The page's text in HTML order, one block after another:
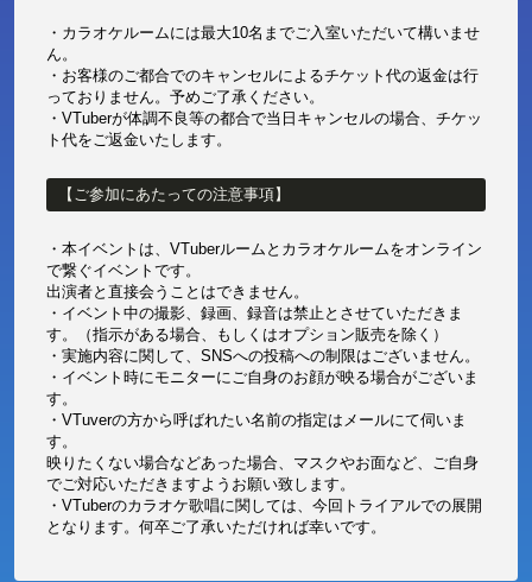
・カラオケルームには最大10名までご入室いただいて構いませ
ん。
・お客様のご都合でのキャンセルによるチケット代の返金は行
っておりません。予めご了承ください。
・VTuberが体調不良等の都合で当日キャンセルの場合、チケッ
ト代をご返金いたします。
【ご参加にあたっての注意事項】
・本イベントは、VTuberルームとカラオケルームをオンライン
で繋ぐイベントです。
出演者と直接会うことはできません。
・イベント中の撮影、録画、録音は禁止とさせていただきま
す。（指示がある場合、もしくはオプション販売を除く）
・実施内容に関して、SNSへの投稿への制限はございません。
・イベント時にモニターにご自身のお顔が映る場合がございま
す。
・VTuverの方から呼ばれたい名前の指定はメールにて伺いま
す。
映りたくない場合などあった場合、マスクやお面など、ご自身
でご対応いただきますようお願い致します。
・VTuberのカラオケ歌唱に関しては、今回トライアルでの展開
となります。何卒ご了承いただければ幸いです。